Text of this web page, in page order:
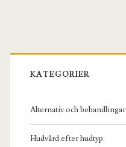
Primary
Sidebar
KATEGORIER
Alternativ och behandlingar
Hudvård efter hudtyp